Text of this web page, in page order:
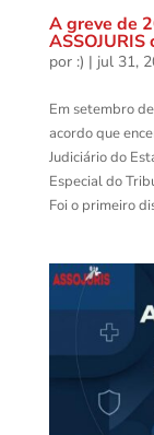
A greve de
por :) | jul 31,
Em setembro
acordo que
Judiciário do
Especial do
Foi o primeiro